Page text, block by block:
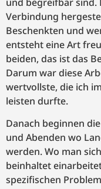
Verbindung
Beschenkten und
entsteht eine Art
beiden, das ist das
Darum war diese
wertvollste, die ich
leisten durfte.
Danach beginnen
und Abenden wo
werden. Wo man
beinhaltet
spezifischen